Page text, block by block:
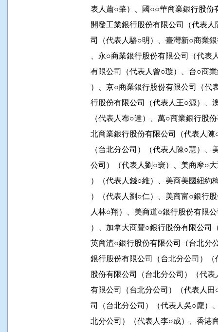
表人蕭○肇）、國○○華商業銀行
開發工業銀行股份有限公司（代
司（代表人駱○明）、臺灣新○商
、永○商業銀行股份有限公司（代
有限公司（代表人曾○璇）、台○
）、京○商業銀行股份有限公司（
行股份有限公司（代表人王○源）
（代表人布○達）、萬○商業銀行
北商業銀行股份有限公司（代表
（台北分公司）（代表人陳○慧）
公司）（代表人劉○寰）、美商摩
）（代表人錢○維）、美商美國紐
）（代表人劉○仁）、美商富○銀
人林○翔）、美商道○銀行股份有
）、加拿大商豐○銀行股份有限公
英商渣○銀行股份有限公司（台北
銀行股份有限公司（台北分公司
股份有限公司（台北分公司）（
有限公司（台北分公司）（代表
司（台北分公司）（代表人吳○龐
北分公司）（代表人李○成）、香